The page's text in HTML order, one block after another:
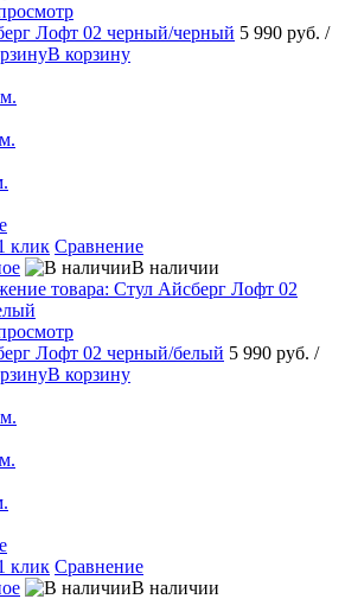
Лофт 02 черный/черный 5 990 руб. /
В корзину
клик Сравнение
В наличии
Лофт 02 черный/белый 5 990 руб. /
В корзину
клик Сравнение
В наличии